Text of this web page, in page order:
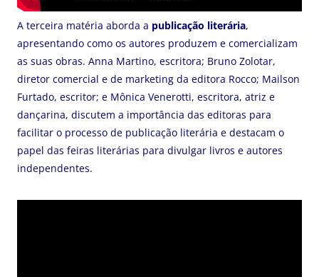
A terceira matéria aborda a publicação literária,
apresentando como os autores produzem e comercializam
as suas obras. Anna Martino, escritora; Bruno Zolotar,
diretor comercial e de marketing da editora Rocco; Mailson
Furtado, escritor; e Mônica Venerotti, escritora, atriz e
dançarina, discutem a importância das editoras para
facilitar o processo de publicação literária e destacam o
papel das feiras literárias para divulgar livros e autores
independentes.